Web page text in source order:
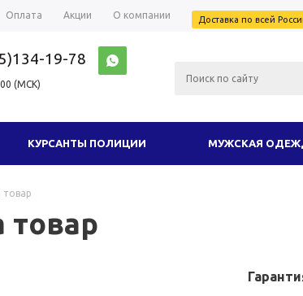
Оплата Акции О компании Доставка по всей
19-78
(МСК)
КУРСАНТЫ ПОЛИЦИИ МУЖСКАЯ
И ПОДАРКИ
ЦВЕТ
товар
товар